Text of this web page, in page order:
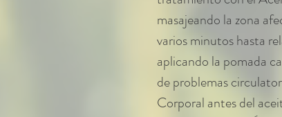
masajeando la zona
varios minutos hasta
aplicando la pomada
de problemas
Corporal antes del